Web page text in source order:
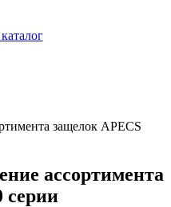
ассортимента
серии